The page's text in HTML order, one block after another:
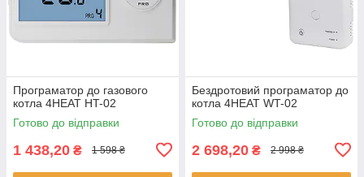
Програматор до газового
котла 4HEAT HT-02
Готово до відправки
1 438,20 ₴ 1 598 ₴
Бездротовий програматор до
котла 4HEAT WT-02
Готово до відправки
2 698,20 ₴ 2 998 ₴